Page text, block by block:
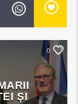
0
ȘI